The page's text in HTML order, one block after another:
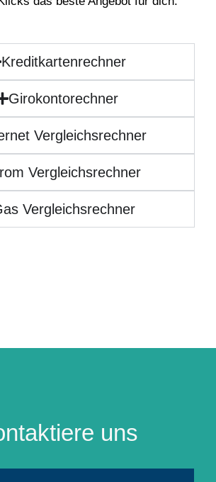
Kreditkartenrechner
Girokontorechner
Vergleichsrechner
Vergleichsrechner
Vergleichsrechner
uns